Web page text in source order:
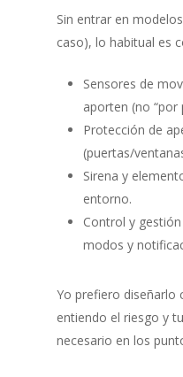
Sin entrar en
caso), lo habitual es
Sensores de
aporten (no “por
Protección de
(puertas/
Sirena y
entorno.
Control y
modos y
Yo prefiero diseñarlo
entiendo el riesgo y
necesario en los